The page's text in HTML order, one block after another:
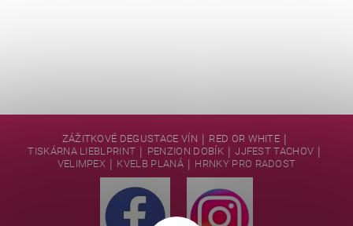
ZÁŽITKOVÉ DEGUSTACE VÍN RED OR WHITE
TISKÁRNA LIEBLPRINT PENZION DOBÍK JJFEST TACHOV
VELIMPEX KVELB PLANÁ HRNKY PRO RADOST